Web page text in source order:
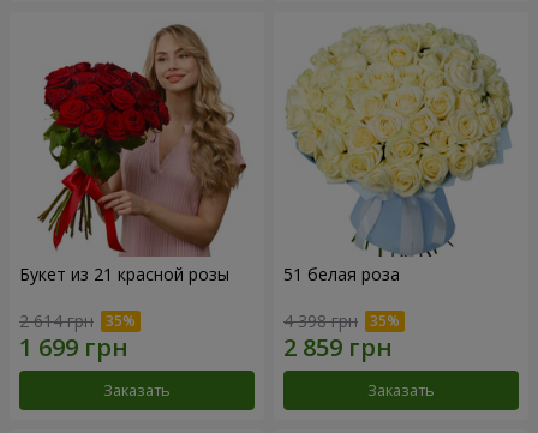
Букет из 21 красной розы
2 614 грн
Заказать
51 белая роза
4 398 грн
Заказать